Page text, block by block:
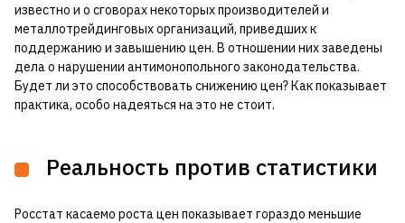
известно и о сговорах некоторых производителей и
металлотрейдинговых организаций, приведших к
поддержанию и завышению цен. В отношении них заведены
дела о нарушении антимонопольного законодательства.
Будет ли это способствовать снижению цен? Как показывает
практика, особо надеяться на это не стоит.
Реальность против статистики
Росстат касаемо роста цен показывает гораздо меньшие